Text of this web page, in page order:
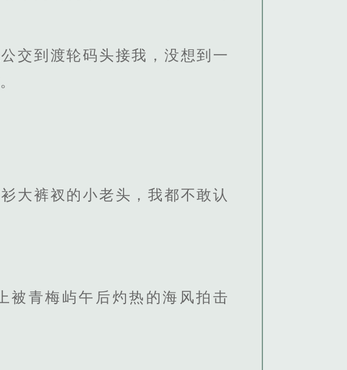
交到渡轮码头接我，没想到一
大裤衩的小老头，我都不敢认
被青梅屿午后灼热的海风拍击